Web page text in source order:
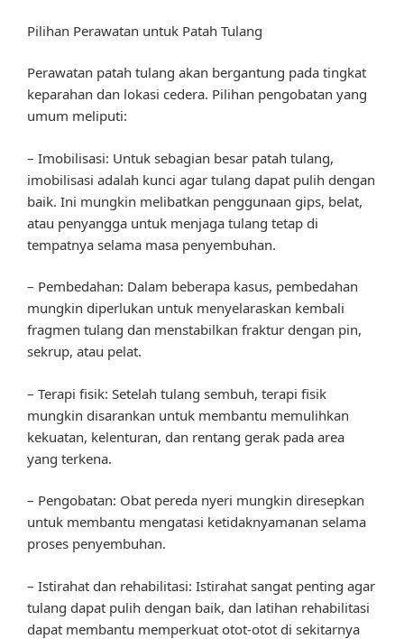
Pilihan Perawatan untuk Patah Tulang
Perawatan patah tulang akan bergantung pada tingkat
keparahan dan lokasi cedera. Pilihan pengobatan yang
umum meliputi:
– Imobilisasi: Untuk sebagian besar patah tulang,
imobilisasi adalah kunci agar tulang dapat pulih dengan
baik. Ini mungkin melibatkan penggunaan gips, belat,
atau penyangga untuk menjaga tulang tetap di
tempatnya selama masa penyembuhan.
– Pembedahan: Dalam beberapa kasus, pembedahan
mungkin diperlukan untuk menyelaraskan kembali
fragmen tulang dan menstabilkan fraktur dengan pin,
sekrup, atau pelat.
– Terapi fisik: Setelah tulang sembuh, terapi fisik
mungkin disarankan untuk membantu memulihkan
kekuatan, kelenturan, dan rentang gerak pada area
yang terkena.
– Pengobatan: Obat pereda nyeri mungkin diresepkan
untuk membantu mengatasi ketidaknyamanan selama
proses penyembuhan.
– Istirahat dan rehabilitasi: Istirahat sangat penting agar
tulang dapat pulih dengan baik, dan latihan rehabilitasi
dapat membantu memperkuat otot-otot di sekitarnya